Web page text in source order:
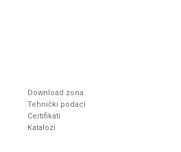
Download zona
Tehnički podaci
Certifikati
Katalozi